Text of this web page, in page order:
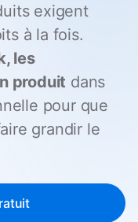
exigent
à la fois.
les
produit dans
pour que
grandir le